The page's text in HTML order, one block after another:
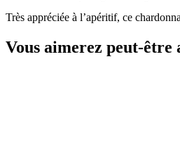
Très appréciée à l’apéritif, ce
Vous aimerez peut-être